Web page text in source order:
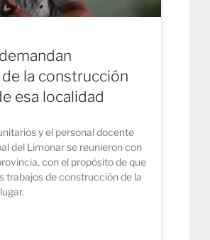
la construcción
esa localidad
y el personal docente
del Limonar se reunieron con
con el propósito de que
trabajos de construcción de la